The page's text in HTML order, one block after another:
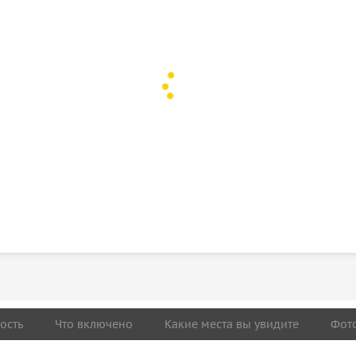
Что включено Какие места вы увидите